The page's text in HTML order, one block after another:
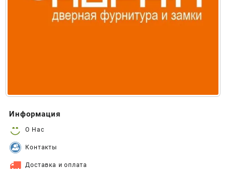
Информация
О Нас
Контакты
Доставка и оплата